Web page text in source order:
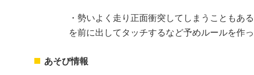
・勢いよく走り正面衝突してしまうこともあ
を前に出してタッチするなど予めルールを作
あそび情報